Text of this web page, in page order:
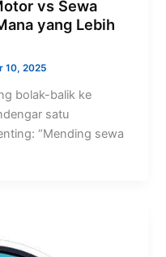
vs Sewa
yang Lebih
10, 2025
bolak-balik ke
satu
“Mending sewa